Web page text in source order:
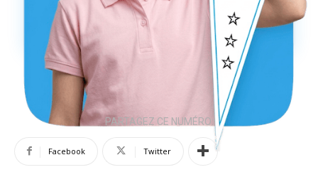
PARTAGEZ CE NUMÉRO:
Facebook Twitter